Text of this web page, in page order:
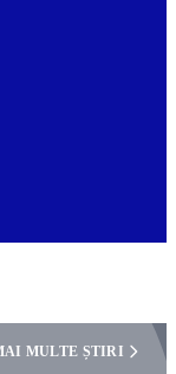
MULTE ȘTIRI